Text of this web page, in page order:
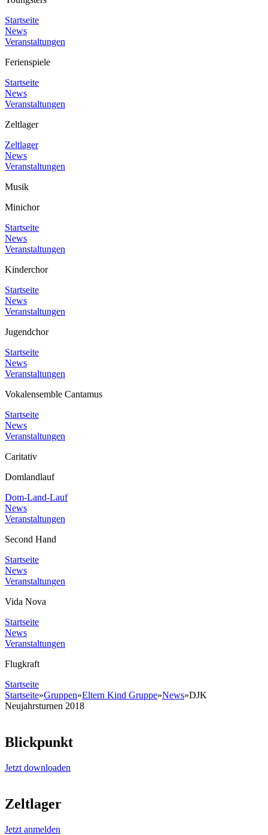
Startseite
News
Veranstaltungen
Ferienspiele
Startseite
News
Veranstaltungen
Zeltlager
Zeltlager
News
Veranstaltungen
Musik
Minichor
Startseite
News
Veranstaltungen
Kinderchor
Startseite
News
Veranstaltungen
Jugendchor
Startseite
News
Veranstaltungen
Vokalensemble Cantamus
Startseite
News
Veranstaltungen
Caritativ
Domlandlauf
Dom-Land-Lauf
News
Veranstaltungen
Second Hand
Startseite
News
Veranstaltungen
Vida Nova
Startseite
News
Veranstaltungen
Flugkraft
Startseite
Startseite»Gruppen»Eltern Kind Gruppe»News»DJK
Neujahrsturnen 2018
Blickpunkt
Jetzt downloaden
Zeltlager
Jetzt anmelden